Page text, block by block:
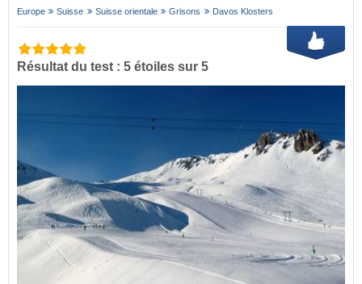
Europe Suisse Suisse orientale Grisons Davos Klosters
Résultat du test : 5 étoiles sur 5